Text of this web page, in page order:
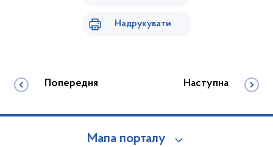
Надрукувати
Попередня Наступна
Мапа порталу